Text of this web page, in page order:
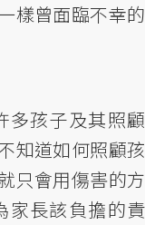
樣曾面臨不幸的
多孩子及其照顧
知道如何照顧孩
只會用傷害的方
家長該負擔的責